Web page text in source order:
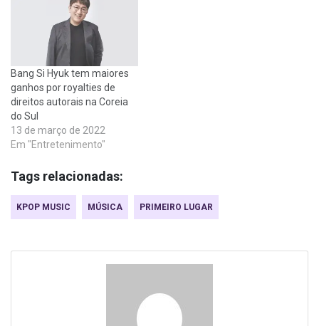
Bang Si Hyuk tem maiores
ganhos por royalties de
direitos autorais na Coreia
do Sul
13 de março de 2022
Em "Entretenimento"
Tags relacionadas:
KPOP MUSIC MÚSICA PRIMEIRO LUGAR